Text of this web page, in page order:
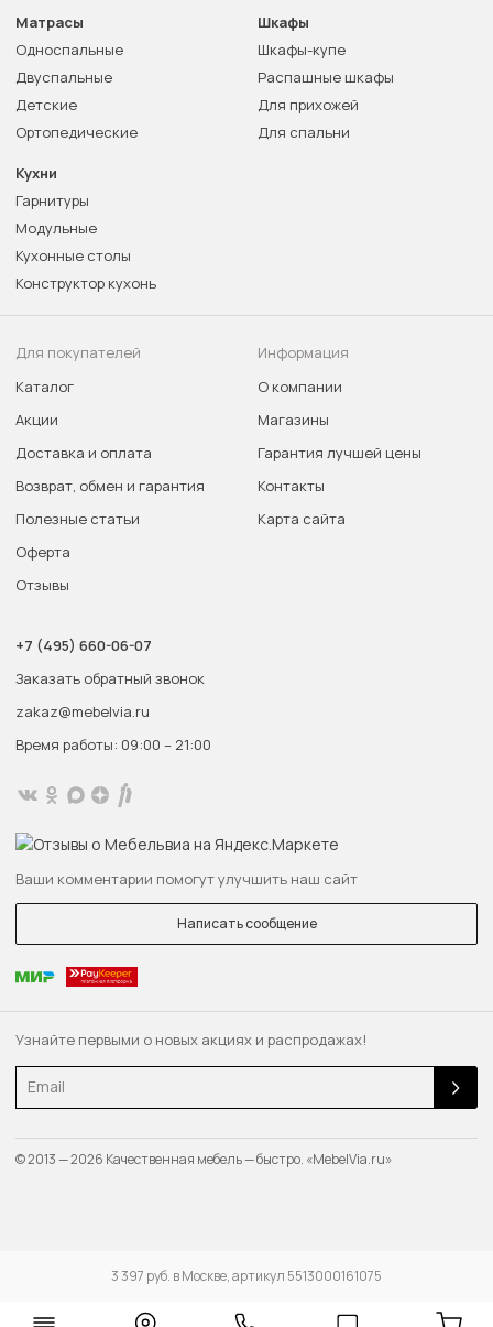
3 397 руб. в Москве, артикул 5513000161075
Узнайте первыми о новых акциях и распродажах!
Email
Матрасы
Односпальные
Двуспальные
Детские
Ортопедические
Шкафы
Шкафы-купе
Распашные шкафы
Для прихожей
Для спальни
Кухни
Гарнитуры
Модульные
Кухонные столы
Конструктор кухонь
Для покупателей
Каталог
Акции
Доставка и оплата
Возврат, обмен и гарантия
Полезные статьи
Оферта
Отзывы
Информация
О компании
Магазины
Гарантия лучшей цены
Контакты
Карта сайта
+7 (495) 660-06-07
Заказать обратный звонок
zakaz@mebelvia.ru
Время работы: 09:00 – 21:00
Ваши комментарии помогут улучшить наш сайт
Написать сообщение
© 2013 — 2026 Качественная мебель — быстро. «MebelVia.ru»